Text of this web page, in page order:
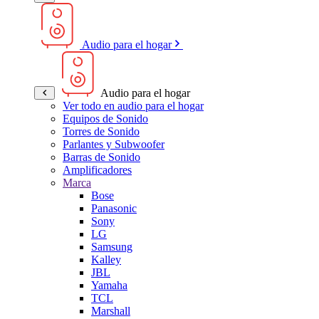
Audio para el hogar
Audio para el hogar
Ver todo en audio para el hogar
Equipos de Sonido
Torres de Sonido
Parlantes y Subwoofer
Barras de Sonido
Amplificadores
Marca
Bose
Panasonic
Sony
LG
Samsung
Kalley
JBL
Yamaha
TCL
Marshall